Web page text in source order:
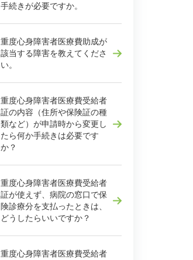
手続きが必要ですか。
重度心身障害者医療費助成が
該当する障害を教えてくださ
い。
重度心身障害者医療費受給者
証の内容（住所や保険証の種
類など）が申請時から変更し
たら何か手続きは必要です
か？
重度心身障害者医療費受給者
証が使えず、病院の窓口で保
険診療分を支払ったときは、
どうしたらいいですか？
重度心身障害者医療費受給者